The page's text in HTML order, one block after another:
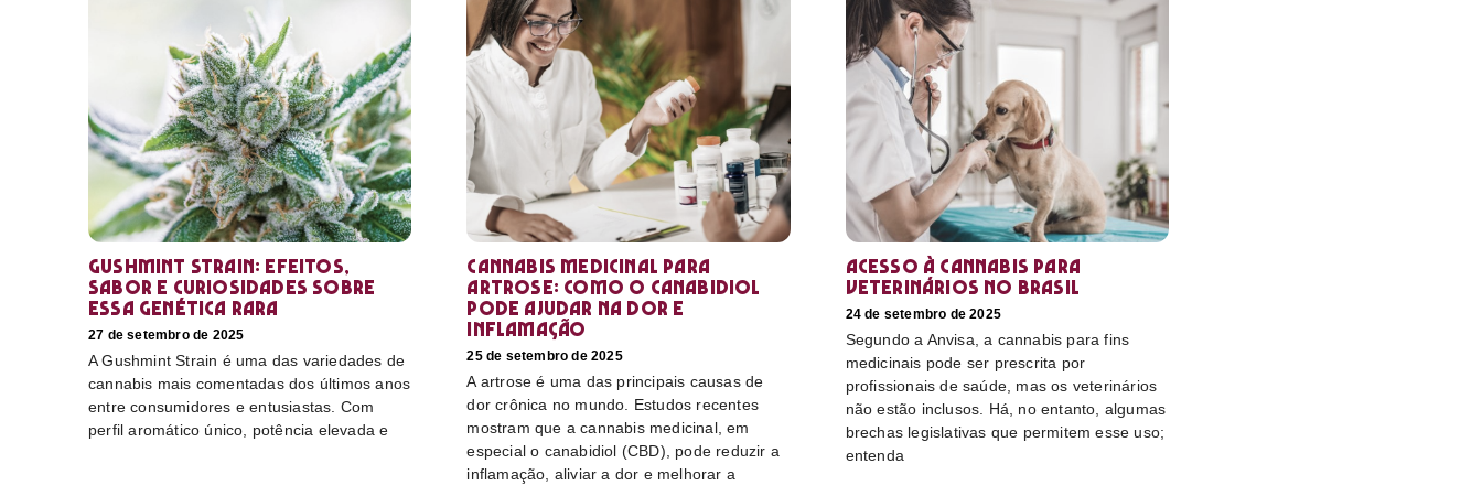
Gushmint Strain: efeitos,
sabor e curiosidades sobre
essa genética rara
27 de setembro de 2025
A Gushmint Strain é uma das variedades de
cannabis mais comentadas dos últimos anos
entre consumidores e entusiastas. Com
perfil aromático único, potência elevada e
Cannabis medicinal para
artrose: como o canabidiol
pode ajudar na dor e
inflamação
25 de setembro de 2025
A artrose é uma das principais causas de
dor crônica no mundo. Estudos recentes
mostram que a cannabis medicinal, em
especial o canabidiol (CBD), pode reduzir a
inflamação, aliviar a dor e melhorar a
Acesso à cannabis para
veterinários no Brasil
24 de setembro de 2025
Segundo a Anvisa, a cannabis para fins
medicinais pode ser prescrita por
profissionais de saúde, mas os veterinários
não estão inclusos. Há, no entanto, algumas
brechas legislativas que permitem esse uso;
entenda